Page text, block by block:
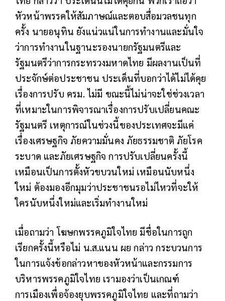
หัวหน้าพรรคให้สัมภาษณ์และตอบสื่อมวลชนทุก
ครั้ง นายอนุทิน ยังแน่วแน่ในการทำงานและมั่นใจ
ว่าการทำงานในฐานะรองนายกรัฐมนตรีและ
รัฐมนตรีว่าการกระทรวงมหาดไทย มีผลงานเป็นที่
ประจักษ์ต่อประชาชน ประเด็นที่บอกว่าได้ไม่ได้คุย
เรื่องการปรับ ครม. ไม่มี ขณะนี้ไม่น่าจะใช่ช่วงเวลา
ที่เหมาะในการพิจารณาเรื่องการปรับเปลี่ยนคณะ
รัฐมนตรี เหตุการณ์ในช่วงนี้ของประเทศจะมีแค่
เรื่องเศรษฐกิจ ภัยความมั่นคง ภัยธรรมชาติ ภัยโรค
ระบาด และภัยเศรษฐกิจ การปรับเปลี่ยนครั้งนี้
เหมือนเป็นการตั้งหัวขบวนใหม่ เหมือนนับหนึ่ง
ใหม่ ต้องมองอีกมุมว่าประชาชนรอไม่ไหวที่จะให้
ใครนับหนึ่งใหม่และเริ่มทำงานใหม่
เมื่อถามว่า โฆษกพรรคภูมิใจไทย มีชื่อในการถูก
เรียกครั้งนี้หรือไม่ น.ส.แนน ผย กล่าว กระบวนการ
ในการแจ้งข้อกล่าวหาของหัวหน้าและกรรมการ
บริหารพรรคภูมิใจไทย เรามองว่าเป็นเกณฑ์
การเมืองเพื่อจ้องยุบพรรคภูมิใจไทย และที่ถามว่า